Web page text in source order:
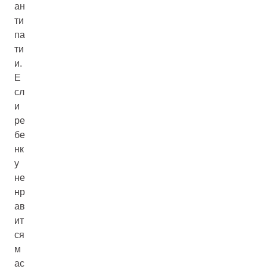
ан
ти
па
ти
и.
Е
сл
и
ре
бе
нк
у
не
нр
ав
ит
ся
м
ас